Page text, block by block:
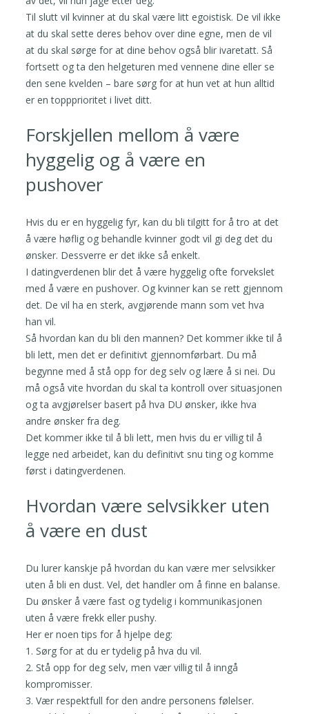
Til slutt vil kvinner at du skal være litt egoistisk. De vil ikke
at du skal sette deres behov over dine egne, men de vil
at du skal sørge for at dine behov også blir ivaretatt. Så
fortsett og ta den helgeturen med vennene dine eller se
den sene kvelden – bare sørg for at hun vet at hun alltid
er en toppprioritet i livet ditt.
Forskjellen mellom å være
hyggelig og å være en
pushover
Hvis du er en hyggelig fyr, kan du bli tilgitt for å tro at det
å være høflig og behandle kvinner godt vil gi deg det du
ønsker. Dessverre er det ikke så enkelt.
I datingverdenen blir det å være hyggelig ofte forvekslet
med å være en pushover. Og kvinner kan se rett gjennom
det. De vil ha en sterk, avgjørende mann som vet hva
han vil.
Så hvordan kan du bli den mannen? Det kommer ikke til å
bli lett, men det er definitivt gjennomførbart. Du må
begynne med å stå opp for deg selv og lære å si nei. Du
må også vite hvordan du skal ta kontroll over situasjonen
og ta avgjørelser basert på hva DU ønsker, ikke hva
andre ønsker fra deg.
Det kommer ikke til å bli lett, men hvis du er villig til å
legge ned arbeidet, kan du definitivt snu ting og komme
først i datingverdenen.
Hvordan være selvsikker uten
å være en dust
Du lurer kanskje på hvordan du kan være mer selvsikker
uten å bli en dust. Vel, det handler om å finne en balanse.
Du ønsker å være fast og tydelig i kommunikasjonen
uten å være frekk eller pushy.
Her er noen tips for å hjelpe deg:
1. Sørg for at du er tydelig på hva du vil.
2. Stå opp for deg selv, men vær villig til å inngå
kompromisser.
3. Vær respektfull for den andre personens følelser.